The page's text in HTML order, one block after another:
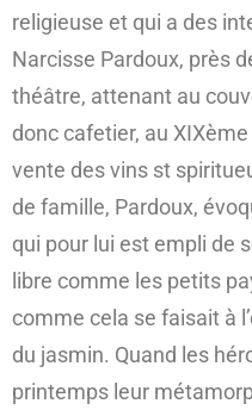
religieuse et qui a des
Narcisse Pardoux, près
théâtre, attenant au
donc cafetier, au
vente des vins st
de famille, Pardoux,
qui pour lui est empli de
libre comme les petits
comme cela se faisait à
du jasmin. Quand les
printemps leur